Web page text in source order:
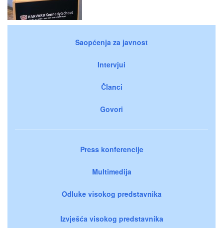
Saopćenja za javnost
Intervjui
Članci
Govori
Press konferencije
Multimedija
Odluke visokog predstavnika
Izvješća visokog predstavnika